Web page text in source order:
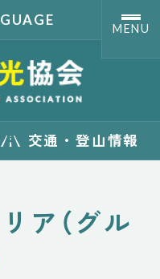
島観
」の
情報
MENU
交通・登山情報
ア（グル